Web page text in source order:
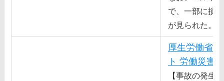
で、⼀部に損傷
が⾒られた。
厚生労働省
ト 労働災害
【事故の発生